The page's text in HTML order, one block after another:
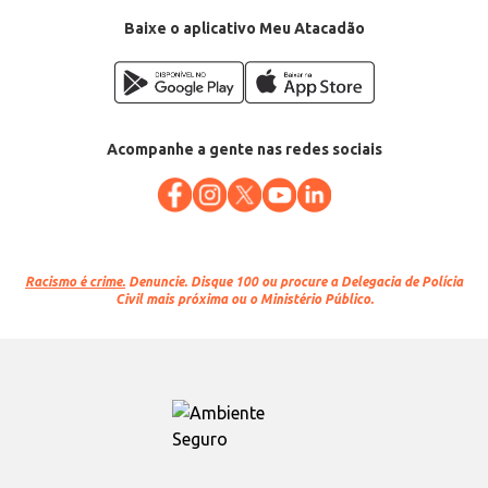
Baixe o aplicativo Meu Atacadão
Acompanhe a gente nas redes sociais
Racismo é crime. Denuncie. Disque 100 ou procure a Delegacia de Polícia
Civil mais próxima ou o Ministério Público.